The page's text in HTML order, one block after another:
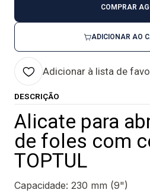
ADICIONAR AO
COMPRAR
Adicionar à lista de
DESCRIÇÃO
Alicate para
de foles com
TOPTUL
Capacidade: 230 mm (9")